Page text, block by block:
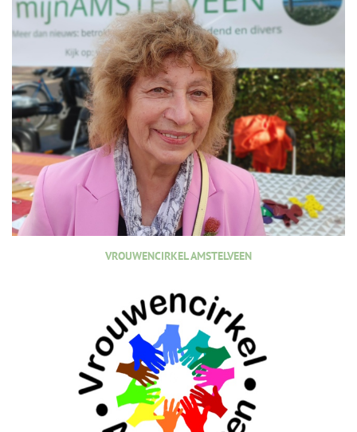
VROUWENCIRKEL AMSTELVEEN